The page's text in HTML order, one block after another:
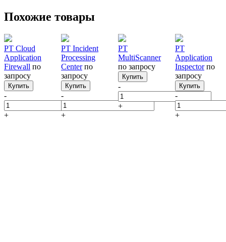
Похожие товары
PT Cloud
Application
Firewall по
запросу
Купить
-
+
PT Incident
Processing
Center по
запросу
Купить
-
+
PT
MultiScanner
по запросу
Купить
-
+
PT
Application
Inspector по
запросу
Купить
-
+